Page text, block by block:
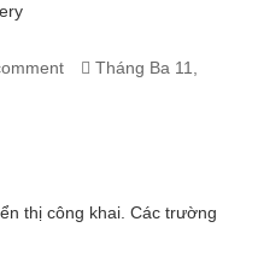
Tháng Ba 11,
thị công khai. Các trường